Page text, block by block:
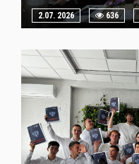
2.07. 2026 636